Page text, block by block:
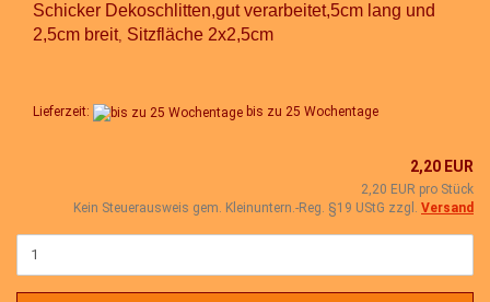
Schicker Dekoschlitten,gut verarbeitet,5cm lang und
2,5cm breit, Sitzfläche 2x2,5cm
Lieferzeit: bis zu 25 Wochentage
2,20 EUR
2,20 EUR pro Stück
Kein Steuerausweis gem. Kleinuntern.-Reg. §19 UStG zzgl. Versand